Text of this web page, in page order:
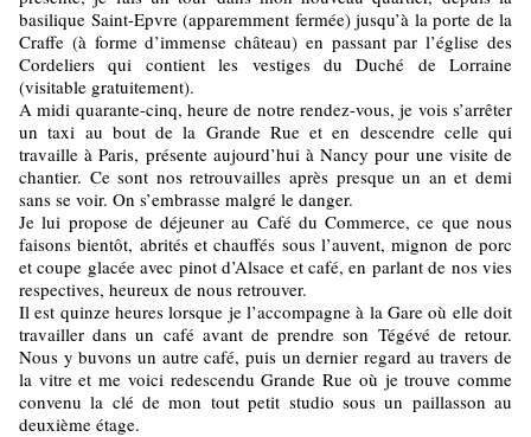
basilique Saint-Epvre (apparemment fermée) jusqu’à la porte de la
Craffe (à forme d’immense château) en passant par l’église des
Cordeliers qui contient les vestiges du Duché de Lorraine
(visitable gratuitement).
A midi quarante-cinq, heure de notre rendez-vous, je vois s’arrêter
un taxi au bout de la Grande Rue et en descendre celle qui
travaille à Paris, présente aujourd’hui à Nancy pour une visite de
chantier. Ce sont nos retrouvailles après presque un an et demi
sans se voir. On s’embrasse malgré le danger.
Je lui propose de déjeuner au Café du Commerce, ce que nous
faisons bientôt, abrités et chauffés sous l’auvent, mignon de porc
et coupe glacée avec pinot d’Alsace et café, en parlant de nos vies
respectives, heureux de nous retrouver.
Il est quinze heures lorsque je l’accompagne à la Gare où elle doit
travailler dans un café avant de prendre son Tégévé de retour.
Nous y buvons un autre café, puis un dernier regard au travers de
la vitre et me voici redescendu Grande Rue où je trouve comme
convenu la clé de mon tout petit studio sous un paillasson au
deuxième étage.